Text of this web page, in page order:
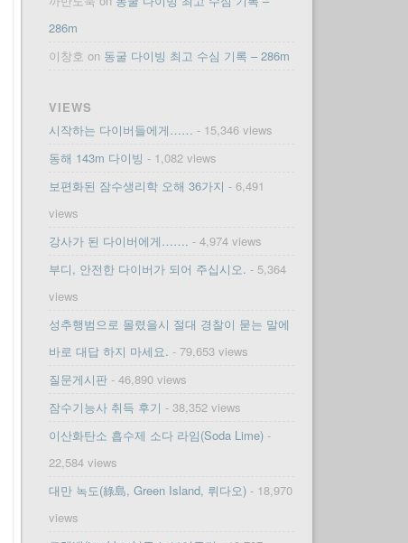
286m
이창호 on 동굴 다이빙 최고 수심 기록 – 286m
VIEWS
시작하는 다이버들에게…… - 15,346 views
동해 143m 다이빙 - 1,082 views
보편화된 잠수생리학 오해 36가지 - 6,491
views
강사가 된 다이버에게……. - 4,974 views
부디, 안전한 다이버가 되어 주십시오. - 5,364
views
성추행범으로 몰렸을시 절대 경찰이 묻는 말에
바로 대답 하지 마세요. - 79,653 views
질문게시판- 46,890 views
잠수기능사 취득 후기 - 38,352 views
이산화탄소 흡수제 소다 라임(Soda Lime)-
22,584 views
대만 녹도(綠島, Green Island, 뤼다오)- 18,970
views